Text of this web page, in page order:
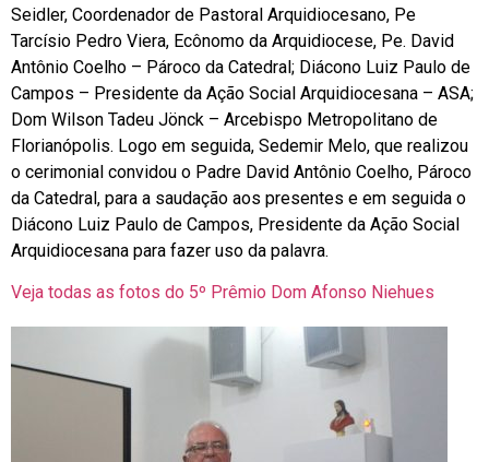
Seidler, Coordenador de Pastoral Arquidiocesano, Pe
Tarcísio Pedro Viera, Ecônomo da Arquidiocese, Pe. David
Antônio Coelho – Pároco da Catedral; Diácono Luiz Paulo de
Campos – Presidente da Ação Social Arquidiocesana – ASA;
Dom Wilson Tadeu Jönck – Arcebispo Metropolitano de
Florianópolis. Logo em seguida, Sedemir Melo, que realizou
o cerimonial convidou o Padre David Antônio Coelho, Pároco
da Catedral, para a saudação aos presentes e em seguida o
Diácono Luiz Paulo de Campos, Presidente da Ação Social
Arquidiocesana para fazer uso da palavra.
Veja todas as fotos do 5º Prêmio Dom Afonso Niehues